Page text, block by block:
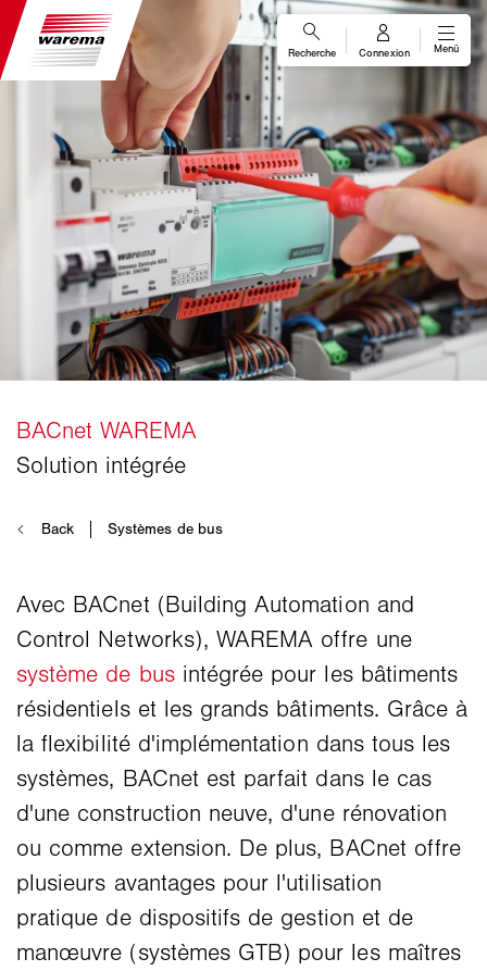
Avec BACnet (Building Automation and
Control Networks), WAREMA offre une
système de busintégrée pour les bâtiments
résidentiels et les grands bâtiments. Grâce à
la flexibilité d'implémentation dans tous les
systèmes, BACnet est parfait dans le cas
d'une construction neuve, d'une rénovation
ou comme extension. De plus, BACnet offre
plusieurs avantages pour l'utilisation
pratique de dispositifs de gestion et de
manœuvre (systèmes GTB) pour les maîtres